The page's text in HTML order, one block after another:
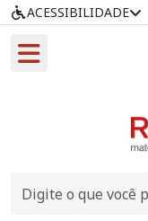
ACESSIBILIDADE